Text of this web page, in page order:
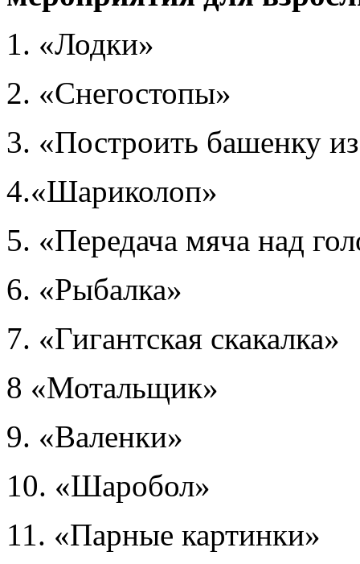
1. «Лодки»
2. «Снегостопы»
3. «Построить башенку
4.«Шариколоп»
5. «Передача мяча над
6. «Рыбалка»
7. «Гигантская скакалка»
8 «Мотальщик»
9. «Валенки»
10. «Шаробол»
11. «Парные картинки»